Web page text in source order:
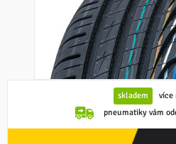
skladem
více
pneumatiky vám